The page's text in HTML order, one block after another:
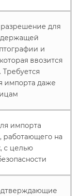
для
и
ввозится
импорта даже
импорта
работающего на
с целью